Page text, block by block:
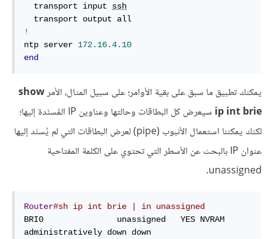
  transport input
ssh
!
ntp server 172.16.4.10
end
يمكنك تطبيق ما سبق على بقية الأوامر؛ على سبيل المثال، الأمرshow
ip int brie
سيعرض كل البطاقات وحالتها وعناوين IP المُسنَدة إليها؛
لكنك يمكننا استعمال الأنبوب (pipe) لعرض البطاقات التي لم يُسنَد إليها
عنوان IP بالبحث عن الأسطر التي تحتوي على الكلمة المفتاحية
unassigned.
Router#sh ip int brie | in unassigned
BRI0               unassigned   YES NVRAM
administratively down down